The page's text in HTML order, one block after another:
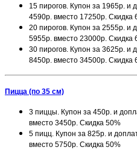
15 пирогов. Купон за 1965р. и
4590р. вместо 17250р. Скидка
20 пирогов. Купон за 2555р. и
5955р. вместо 23000р. Скидка
30 пирогов. Купон за 3625р. и
8450р. вместо 34500р. Скидка
Пицца (по 35 см)
3 пиццы. Купон за 450р. и
вместо 3450р. Скидка 50%
5 пицц. Купон за 825р. и
вместо 5750р. Скидка 50%